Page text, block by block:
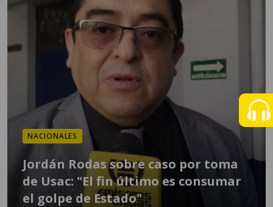
NACIONALES
Jordán Rodas sobre caso por toma
de Usac: "El fin último es consumar
el golpe de Estado"